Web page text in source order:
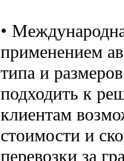
•
применением
типа и
подходить к
клиентам
стоимости и
перевозки за